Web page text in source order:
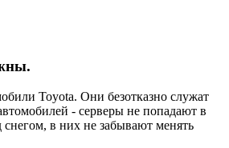
Toyota. Они безотказно служат
- серверы не попадают в
в них не забывают менять